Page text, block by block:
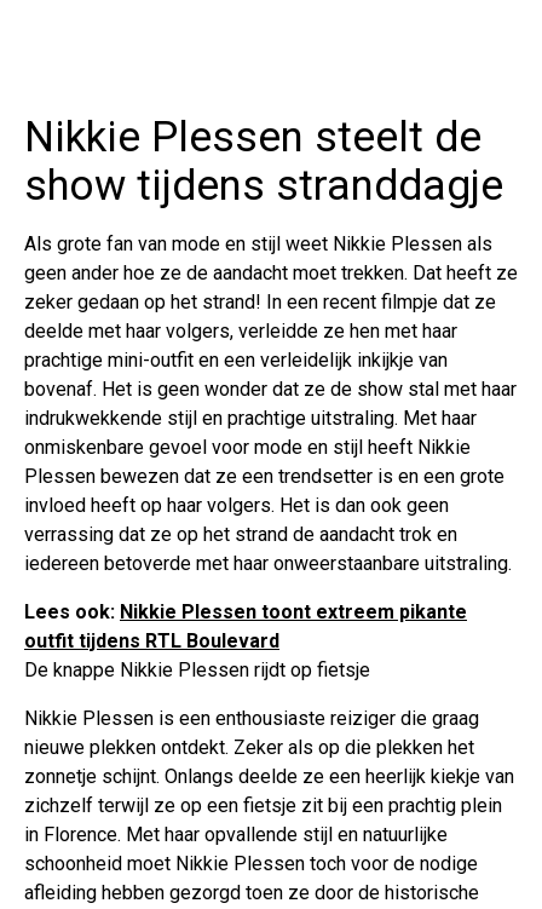
Nikkie Plessen steelt de
show tijdens stranddagje
Als grote fan van mode en stijl weet Nikkie Plessen als
geen ander hoe ze de aandacht moet trekken. Dat heeft ze
zeker gedaan op het strand! In een recent filmpje dat ze
deelde met haar volgers, verleidde ze hen met haar
prachtige mini-outfit en een verleidelijk inkijkje van
bovenaf. Het is geen wonder dat ze de show stal met haar
indrukwekkende stijl en prachtige uitstraling. Met haar
onmiskenbare gevoel voor mode en stijl heeft Nikkie
Plessen bewezen dat ze een trendsetter is en een grote
invloed heeft op haar volgers. Het is dan ook geen
verrassing dat ze op het strand de aandacht trok en
iedereen betoverde met haar onweerstaanbare uitstraling.
Lees ook: Nikkie Plessen toont extreem pikante
outfit tijdens RTL Boulevard
De knappe Nikkie Plessen rijdt op fietsje
Nikkie Plessen is een enthousiaste reiziger die graag
nieuwe plekken ontdekt. Zeker als op die plekken het
zonnetje schijnt. Onlangs deelde ze een heerlijk kiekje van
zichzelf terwijl ze op een fietsje zit bij een prachtig plein
in Florence. Met haar opvallende stijl en natuurlijke
schoonheid moet Nikkie Plessen toch voor de nodige
afleiding hebben gezorgd toen ze door de historische